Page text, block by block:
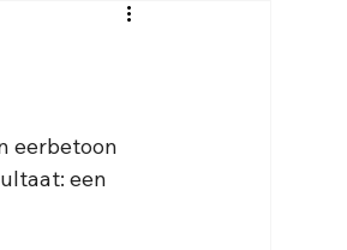
eerbetoon
een